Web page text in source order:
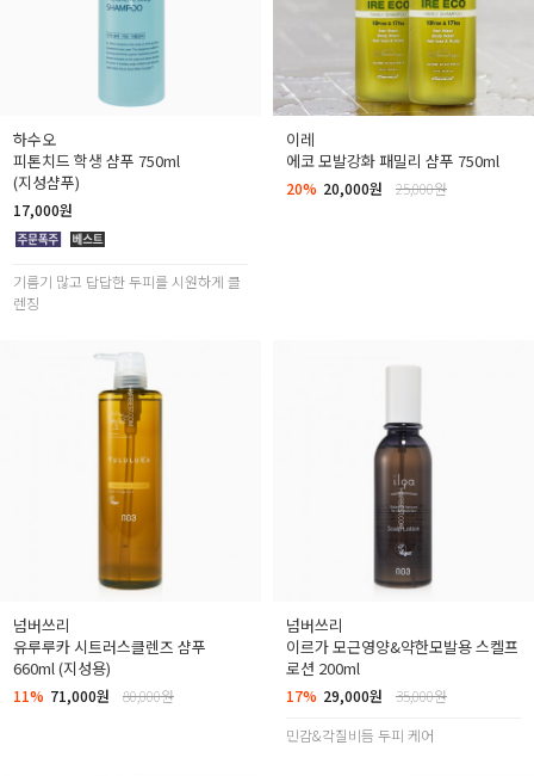
하수오
피톤치드 학생 샴푸 750ml
(지성샴푸)
17,000원
기름기 많고 답답한 두피를 시원하게 클
렌징
이레
에코 모발강화 패밀리 샴푸 750ml
20% 20,000원 25,000원
넘버쓰리
유루루카 시트러스클렌즈 샴푸
660ml (지성용)
11% 71,000원 80,000원
넘버쓰리
이르가 모근영양&약한모발용 스켈프
로션 200ml
17% 29,000원
35,000원
민감&각질비듬 두피 케어